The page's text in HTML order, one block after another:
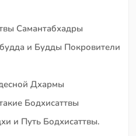
Самантабхадры
и Будды Покровители
Дхармы
Бодхисаттвы
и Путь Бодхисаттвы.